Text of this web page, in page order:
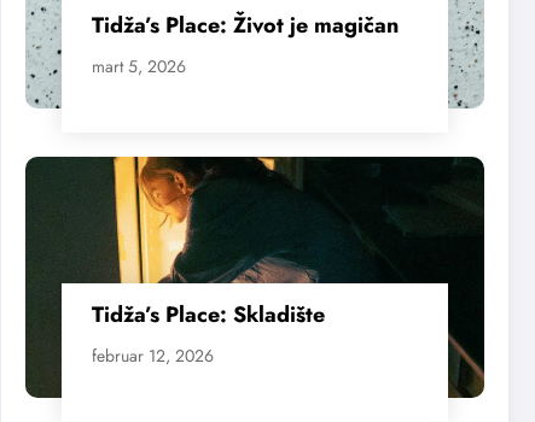
Tidža’s Place: Život je magičan
mart 5, 2026
Tidža’s Place: Skladište
februar 12, 2026